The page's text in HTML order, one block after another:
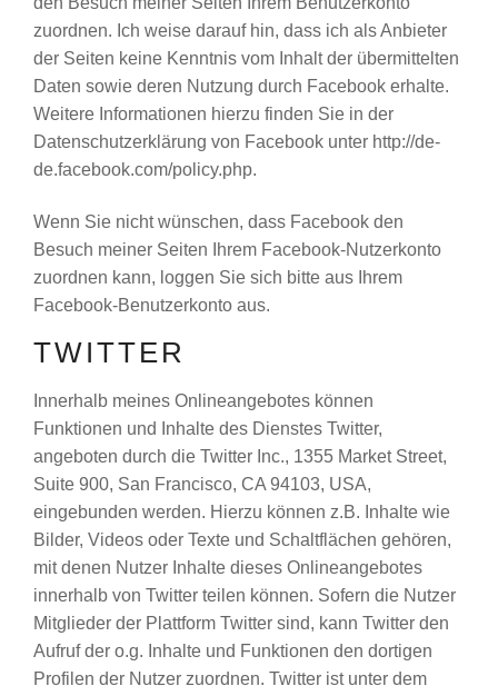
zuordnen. Ich weise darauf hin, dass ich als Anbieter
der Seiten keine Kenntnis vom Inhalt der übermittelten
Daten sowie deren Nutzung durch Facebook erhalte.
Weitere Informationen hierzu finden Sie in der
Datenschutzerklärung von Facebook unter http://de-
de.facebook.com/policy.php.
Wenn Sie nicht wünschen, dass Facebook den
Besuch meiner Seiten Ihrem Facebook-Nutzerkonto
zuordnen kann, loggen Sie sich bitte aus Ihrem
Facebook-Benutzerkonto aus.
TWITTER
Innerhalb meines Onlineangebotes können
Funktionen und Inhalte des Dienstes Twitter,
angeboten durch die Twitter Inc., 1355 Market Street,
Suite 900, San Francisco, CA 94103, USA,
eingebunden werden. Hierzu können z.B. Inhalte wie
Bilder, Videos oder Texte und Schaltflächen gehören,
mit denen Nutzer Inhalte dieses Onlineangebotes
innerhalb von Twitter teilen können. Sofern die Nutzer
Mitglieder der Plattform Twitter sind, kann Twitter den
Aufruf der o.g. Inhalte und Funktionen den dortigen
Profilen der Nutzer zuordnen. Twitter ist unter dem